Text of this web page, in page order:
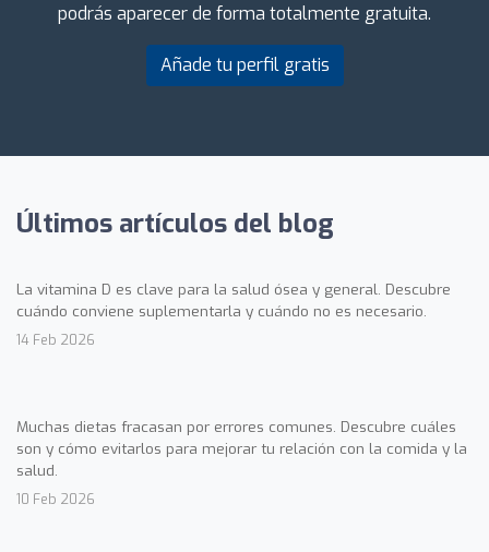
podrás aparecer de forma totalmente gratuita.
Añade tu perfil gratis
Últimos artículos del blog
La vitamina D es clave para la salud ósea y general. Descubre
cuándo conviene suplementarla y cuándo no es necesario.
14 Feb 2026
Muchas dietas fracasan por errores comunes. Descubre cuáles
son y cómo evitarlos para mejorar tu relación con la comida y la
salud.
10 Feb 2026